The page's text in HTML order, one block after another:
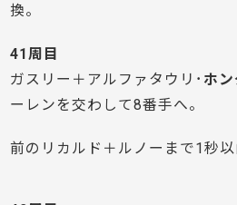
換。
41周目
ガスリー＋アルファタウリ･ ホ
ーレンを交わして8番手へ。
前のリカルド＋ルノーまで1秒以